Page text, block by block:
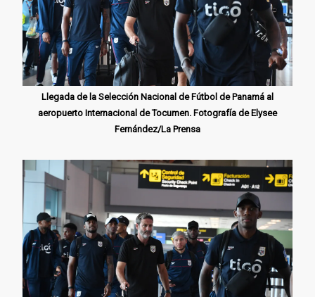
Llegada de la Selección Nacional de Fútbol de Panamá al
aeropuerto Internacional de Tocumen. Fotografía de Elysee
Fernández/La Prensa